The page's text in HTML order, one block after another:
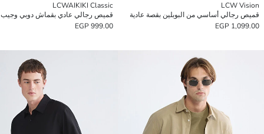
LCW Vision
قميص رجالي أساسي من البوبلين بقصة عادية
1,099.00 EGP
LCWAIKIKI Classic
قميص رجالي عادي بقماش دوبي وجيب
999.00 EGP